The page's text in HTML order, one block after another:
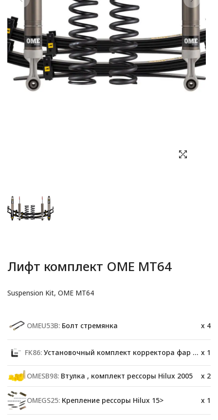
Выбор языка
Выбор валюты
Лифт комплект OME MT64
Suspension Kit, OME MT64
OMEU53B: Болт стремянка x 4
FK86:Установочный комплект корректора фар Hilux 15> x 1
OMESB98: Втулка , комплект рессоры Hilux 2005 x 2
OMEGS25: Крепление рессоры Hilux 15> x 1